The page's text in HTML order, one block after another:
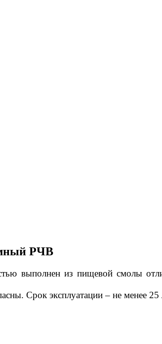
РЧВ
выполнен из пищевой смолы
Срок эксплуатации – не менее